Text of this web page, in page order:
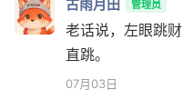
古雨月田 管理员
老话说，左眼跳
直跳。
07月03日